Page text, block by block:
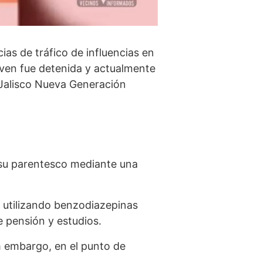
de tráfico de influencias en
fue detenida y actualmente
Nueva Generación
parentesco mediante una
utilizando benzodiazepinas
pensión y estudios.
en el punto de